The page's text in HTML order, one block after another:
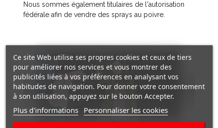
Nous sommes également titulaires de l'autorisation
fédérale afin de vendre des sprays au poivre.
Ce site Web utilise ses propres cookies et ceux de tiers
pour améliorer nos services et vous montrer des
publicités liées à vos préférences en analysant vos
habitudes de navigation. Pour donner votre consentement
à son utilisation, appuyez sur le bouton Accepter.
Plus d'informations Personnaliser les cookies